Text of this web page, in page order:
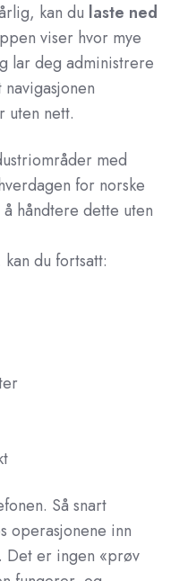
kan du laste ned
viser hvor mye
lar deg administrere
uten nett.
med
for norske
håndtere dette uten
du fortsatt:
Så snart
operasjonene inn
Det er ingen «prøv